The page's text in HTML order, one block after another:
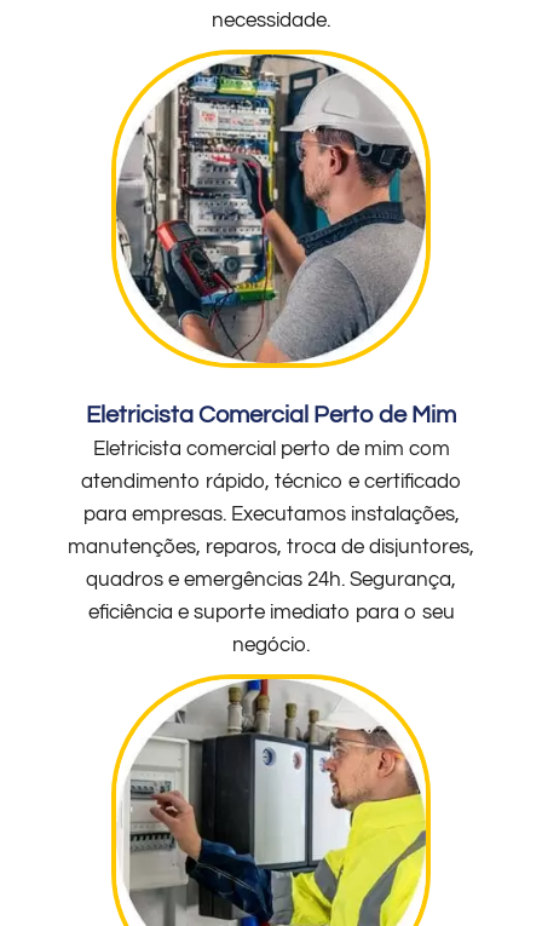
necessidade.
Eletricista Comercial Perto de Mim
Eletricista comercial perto de mim com
atendimento rápido, técnico e certificado
para empresas. Executamos instalações,
manutenções, reparos, troca de disjuntores,
quadros e emergências 24h. Segurança,
eficiência e suporte imediato para o seu
negócio.